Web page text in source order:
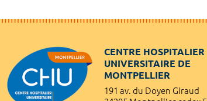
CENTRE HOSPITALIER
UNIVERSITAIRE DE
MONTPELLIER
191 av. du Doyen Giraud